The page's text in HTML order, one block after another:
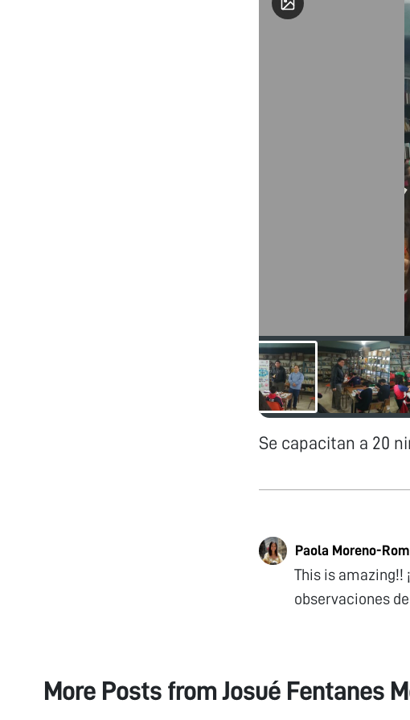
Ciencia y
Económico del
decisiones de alto
Inmediata Integración y
Extrovertido
acciones
Logros y
gratuitos al
coadyuven a la
Acercar la Ciencia
municipio
de la física,
colaboración
hélice) para
programas
municipio •
MiPyME´s ,
presencia en el
Se capacitan a 20
Paola Moreno-
This is amazing!!
observaciones
More Posts fromJosué Fentanes